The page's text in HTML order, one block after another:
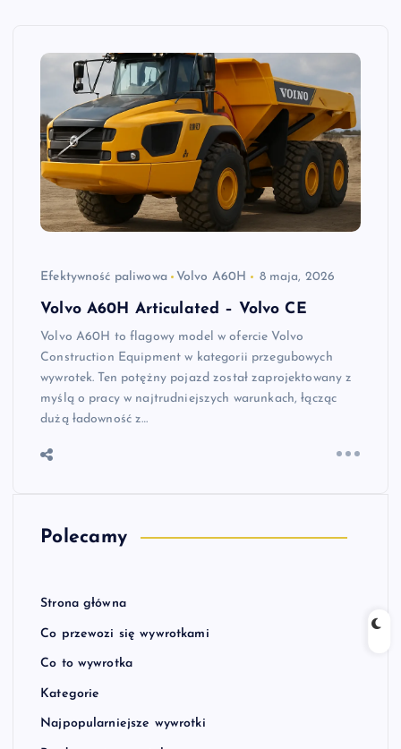
Efektywność paliwowa Volvo A60H 8 maja, 2026
Volvo A60H Articulated – Volvo CE
Volvo A60H to flagowy model w ofercie Volvo
Construction Equipment w kategorii przegubowych
wywrotek. Ten potężny pojazd został zaprojektowany z
myślą o pracy w najtrudniejszych warunkach, łącząc
dużą ładowność z…
Polecamy
Strona główna
Co przewozi się wywrotkami
Co to wywrotka
Kategorie
Najpopularniejsze wywrotki